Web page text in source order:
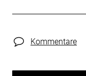
Kommentare